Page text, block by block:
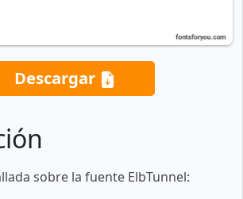
Descargar
sobre la fuente ElbTunnel: